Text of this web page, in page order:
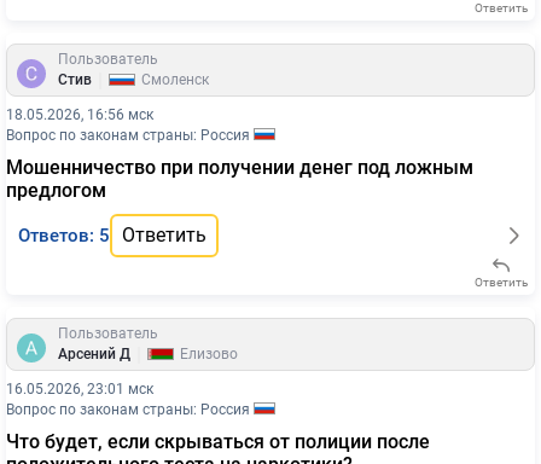
Ответить
Пользователь
Стив
Смоленск
18.05.2026, 16:56 мск
Вопрос по законам страны: Россия
Мошенничество при получении денег под ложным
предлогом
Ответов: 5 Ответить
Ответить
Пользователь
Арсений Д
Елизово
16.05.2026, 23:01 мск
Вопрос по законам страны: Россия
Что будет, если скрываться от полиции после